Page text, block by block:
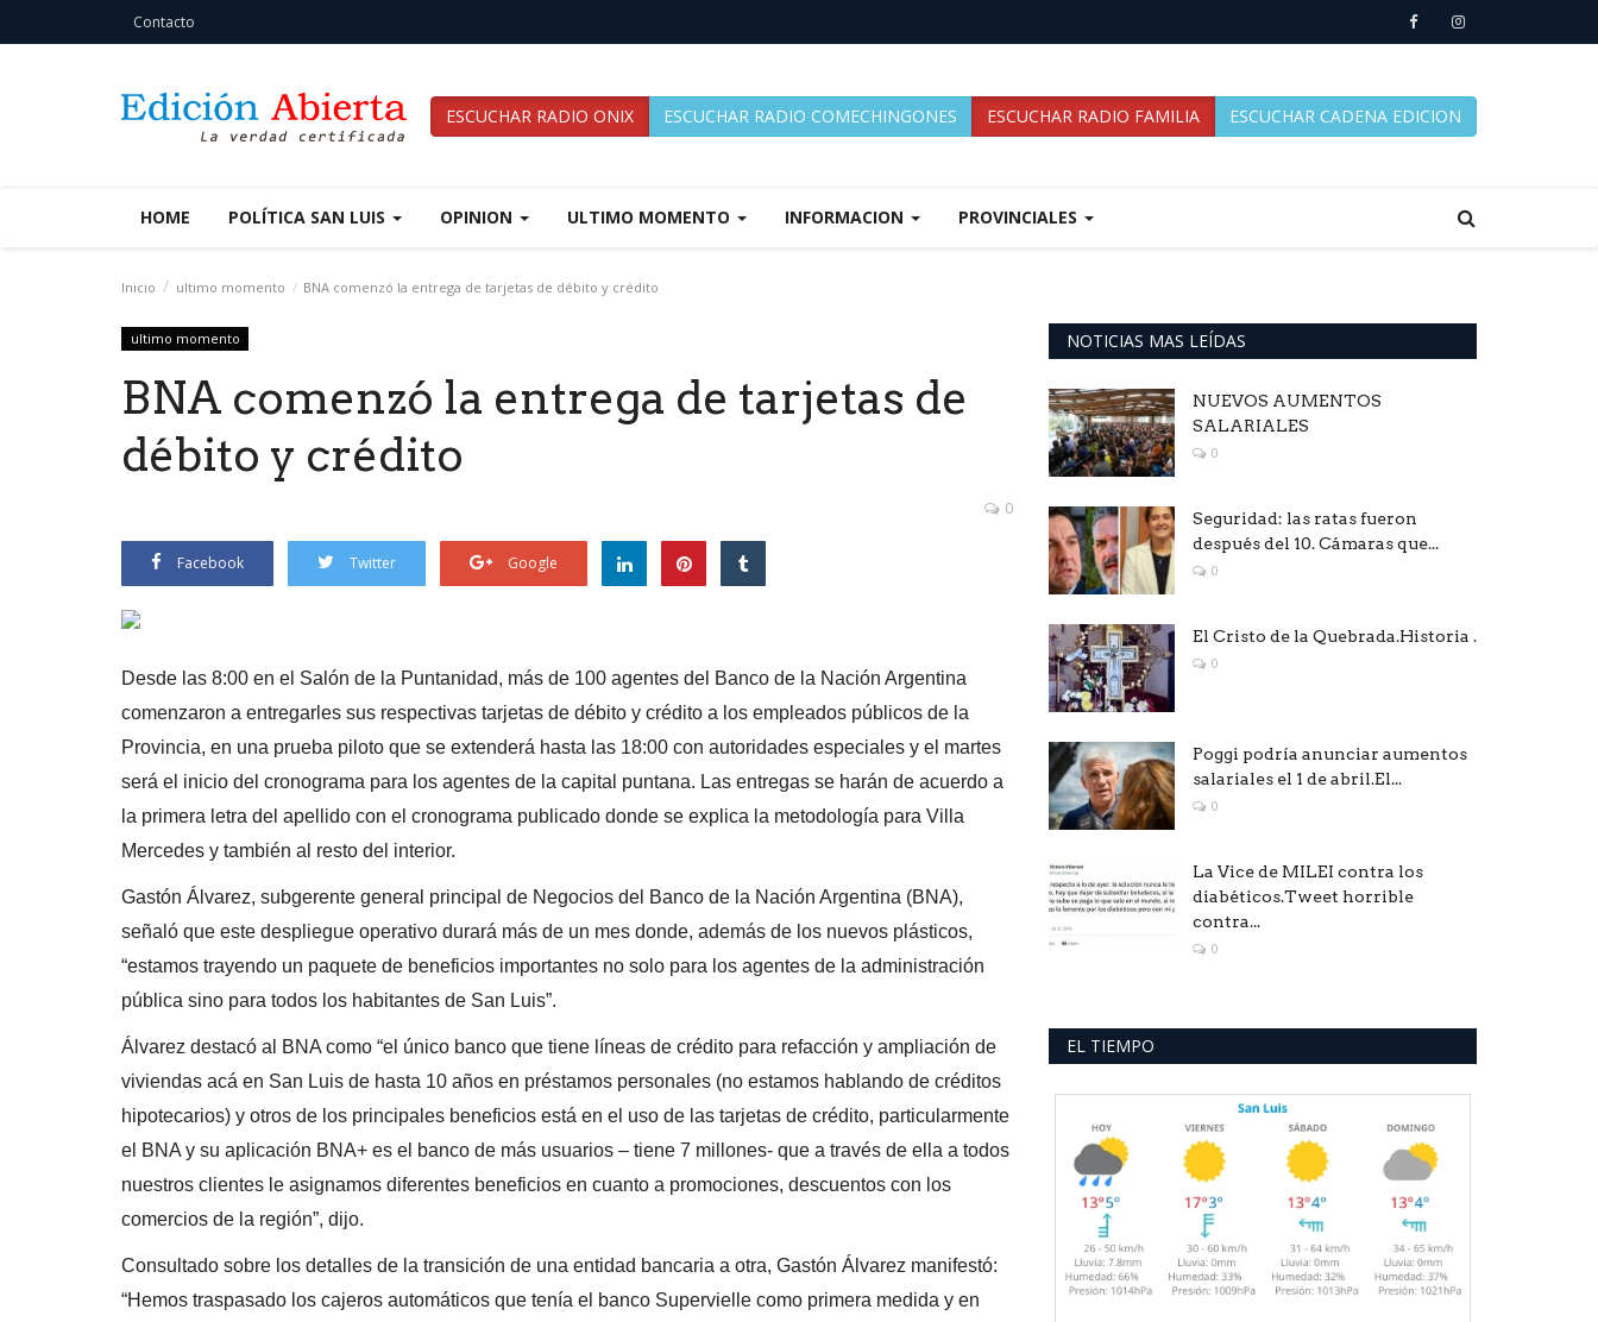
Contacto
ESCUCHAR RADIO ONIX ESCUCHAR RADIO COMECHINGONES ESCUCHAR RADIO FAMILIA ESCUCHAR CADENA EDICION
HOME POLÍTICA SAN LUIS OPINION ULTIMO MOMENTO INFORMACION PROVINCIALES
Inicio ultimo momento BNA comenzó la entrega de tarjetas de débito y crédito
ultimo momento
BNA comenzó la entrega de tarjetas de
débito y crédito
0
Facebook Twitter Google
Desde las 8:00 en el Salón de la Puntanidad, más de 100 agentes del Banco de la Nación Argentina
comenzaron a entregarles sus respectivas tarjetas de débito y crédito a los empleados públicos de la
Provincia, en una prueba piloto que se extenderá hasta las 18:00 con autoridades especiales y el martes
será el inicio del cronograma para los agentes de la capital puntana. Las entregas se harán de acuerdo a
la primera letra del apellido con el cronograma publicado donde se explica la metodología para Villa
Mercedes y también al resto del interior.
Gastón Álvarez, subgerente general principal de Negocios del Banco de la Nación Argentina (BNA),
señaló que este despliegue operativo durará más de un mes donde, además de los nuevos plásticos,
“estamos trayendo un paquete de beneficios importantes no solo para los agentes de la administración
pública sino para todos los habitantes de San Luis”.
Álvarez destacó al BNA como “el único banco que tiene líneas de crédito para refacción y ampliación de
viviendas acá en San Luis de hasta 10 años en préstamos personales (no estamos hablando de créditos
hipotecarios) y otros de los principales beneficios está en el uso de las tarjetas de crédito, particularmente
el BNA y su aplicación BNA+ es el banco de más usuarios – tiene 7 millones- que a través de ella a todos
nuestros clientes le asignamos diferentes beneficios en cuanto a promociones, descuentos con los
comercios de la región”, dijo.
Consultado sobre los detalles de la transición de una entidad bancaria a otra, Gastón Álvarez manifestó:
“Hemos traspasado los cajeros automáticos que tenía el banco Supervielle como primera medida y en
NOTICIAS MAS LEÍDAS
NUEVOS AUMENTOS
SALARIALES
0
Seguridad: las ratas fueron
después del 10. Cámaras que...
0
El Cristo de la Quebrada.Historia .
0
Poggi podría anunciar aumentos
salariales el 1 de abril.El...
0
La Vice de MILEI contra los
diabéticos.Tweet horrible
contra...
0
EL TIEMPO